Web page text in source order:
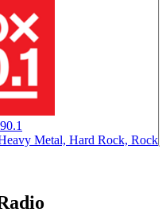
Metal, Hard Rock, Rock